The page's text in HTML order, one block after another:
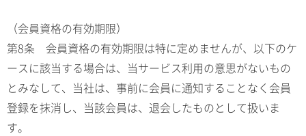
（会員資格の有効期限）
第8条 会員資格の有効期限は特に定めませんが、以下のケ
ースに該当する場合は、当サービス利用の意思がないもの
とみなして、当社は、事前に会員に通知することなく会員
登録を抹消し、当該会員は、退会したものとして扱いま
す。